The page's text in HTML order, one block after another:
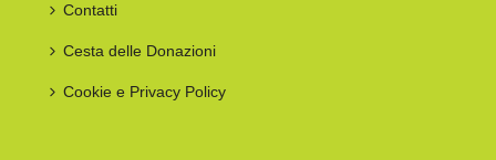
Contatti
Cesta delle Donazioni
Cookie e Privacy Policy